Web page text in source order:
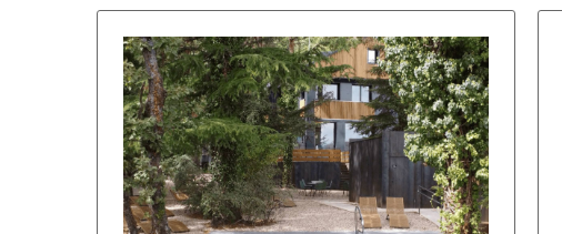
DECOUVRIR CE CIRCUIT